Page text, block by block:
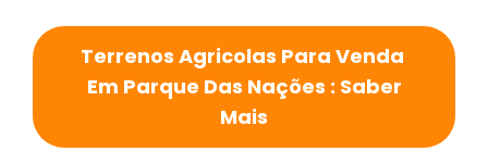
Terrenos Agricolas Para Venda
Em Parque Das Nações : Saber
Mais